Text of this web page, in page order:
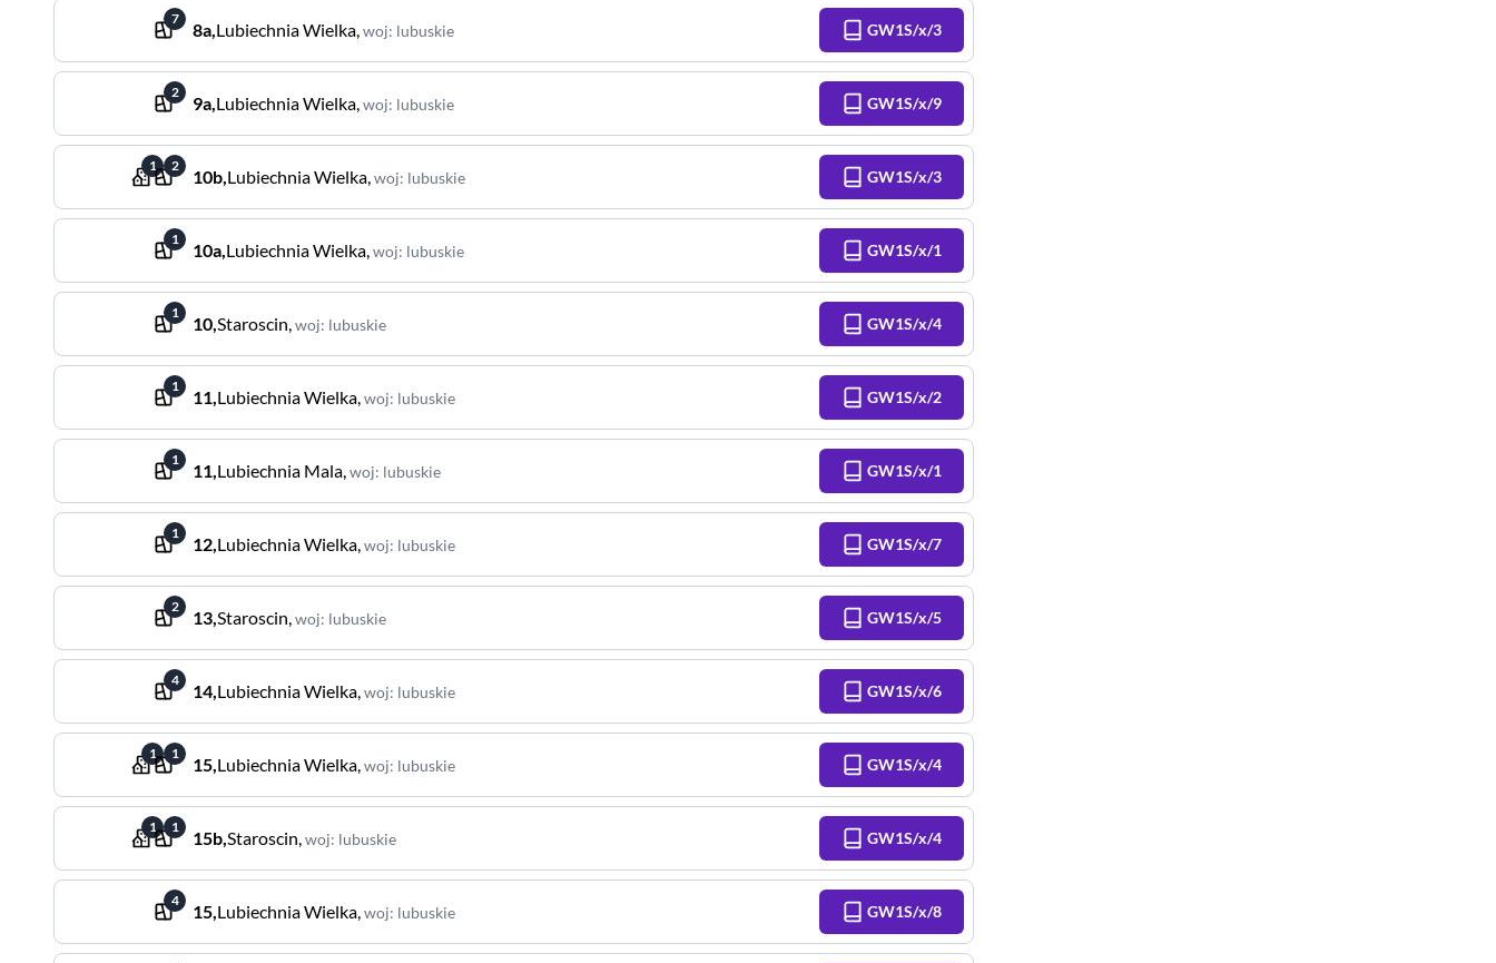
7
8a,Lubiechnia Wielka,woj: lubuskie GW1S/x/3
2
9a,Lubiechnia Wielka,woj: lubuskie GW1S/x/9
1 2
10b,Lubiechnia Wielka,woj: lubuskie GW1S/x/3
1
10a,Lubiechnia Wielka,woj: lubuskie GW1S/x/1
1
10,Staroscin,woj: lubuskie GW1S/x/4
1
11,Lubiechnia Wielka,woj: lubuskie GW1S/x/2
1
11,Lubiechnia Mala,woj: lubuskie GW1S/x/1
1
12,Lubiechnia Wielka,woj: lubuskie GW1S/x/7
2
13,Staroscin,woj: lubuskie GW1S/x/5
4
14,Lubiechnia Wielka,woj: lubuskie GW1S/x/6
1 1
15,Lubiechnia Wielka,woj: lubuskie GW1S/x/4
1 1
15b,Staroscin,woj: lubuskie GW1S/x/4
4
15,Lubiechnia Wielka,woj: lubuskie GW1S/x/8